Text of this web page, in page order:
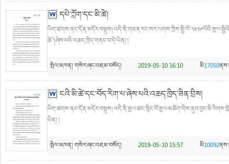
དཔེ་ཀློག་དང་མི་ཚེ།
ཡིག་ཚགས་ནང་དོན་མདོར་བསྡུས།
ཚེ༽ཞེས་པའི་འཆད་ཁྲིད་གནང་བ་དེ་ཡིན། །
སྤེལ་མཁན། གསེར་ཞང་འཇམ་བསོད། 2019-05-10 16:10 མི17050
ངའི་མི་ཚེ་དང་བོད་རིག་པ་ཞེས་པའི་འཆད་ཁྲིད་ཟིན་བྲིས།
ཡིག་ཚགས་ནང་དོན་མདོར་བསྡུས།
ཡིན། །
སྤེལ་མཁན། གསེར་ཞང་འཇམ་བསོད། 2019-05-10 15:57 མི10092